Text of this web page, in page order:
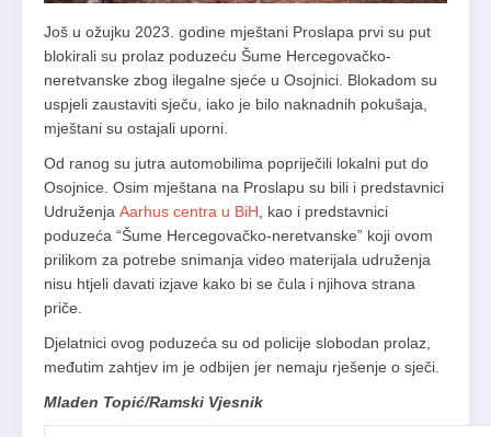
Još u ožujku 2023. godine mještani Proslapa prvi su put
blokirali su prolaz poduzeću Šume Hercegovačko-
neretvanske zbog ilegalne sjeće u Osojnici. Blokadom su
uspjeli zaustaviti sječu, iako je bilo naknadnih pokušaja,
mještani su ostajali uporni.
Od ranog su jutra automobilima popriječili lokalni put do
Osojnice. Osim mještana na Proslapu su bili i predstavnici
Udruženja Aarhus centra u BiH , kao i predstavnici
poduzeća “Šume Hercegovačko-neretvanske” koji ovom
prilikom za potrebe snimanja video materijala udruženja
nisu htjeli davati izjave kako bi se čula i njihova strana
priče.
Djelatnici ovog poduzeća su od policije slobodan prolaz,
međutim zahtjev im je odbijen jer nemaju rješenje o sječi.
Mladen Topić/Ramski Vjesnik